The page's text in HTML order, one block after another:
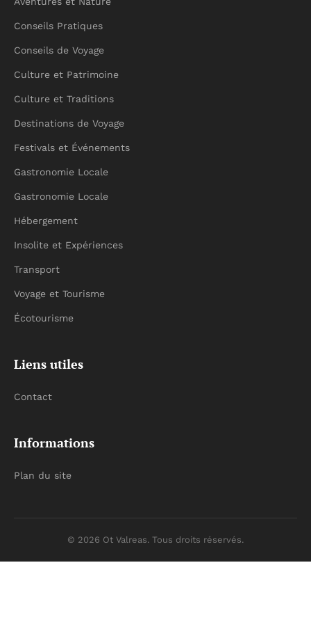
Conseils Pratiques
Conseils de Voyage
Culture et Patrimoine
Culture et Traditions
Destinations de Voyage
Festivals et Événements
Gastronomie Locale
Gastronomie Locale
Hébergement
Insolite et Expériences
Transport
Voyage et Tourisme
Écotourisme
Liens utiles
Contact
Informations
Plan du site
© 2026 Ot Valreas. Tous droits réservés.